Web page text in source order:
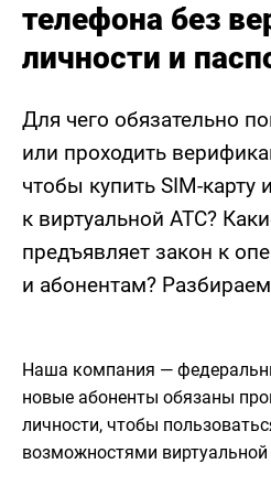
телефона без
личности и
Для чего обязательно
или проходить
чтобы купить SIM-карту
к виртуальной АТС?
предъявляет закон к
и абонентам?
Наша компания —
новые абоненты обязаны
личности, чтобы
возможностями виртуальной